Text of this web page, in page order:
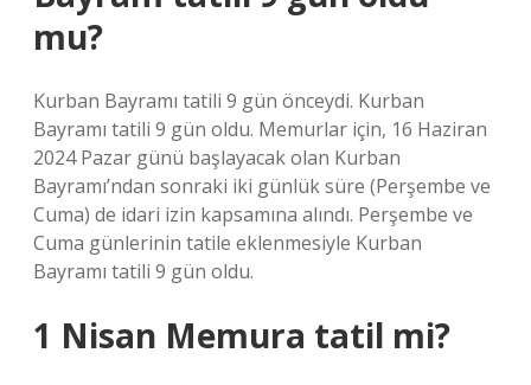
mu?
Kurban Bayramı tatili 9 gün önceydi. Kurban
Bayramı tatili 9 gün oldu. Memurlar için, 16 Haziran
2024 Pazar günü başlayacak olan Kurban
Bayramı’ndan sonraki iki günlük süre (Perşembe ve
Cuma) de idari izin kapsamına alındı. Perşembe ve
Cuma günlerinin tatile eklenmesiyle Kurban
Bayramı tatili 9 gün oldu.
1 Nisan Memura tatil mi?